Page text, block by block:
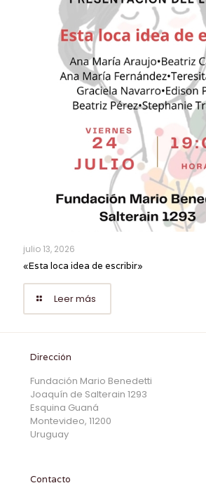
julio 13, 2026
«Esta loca idea de escribir»
Leer más
Dirección
Fundación Mario Benedetti
Joaquín de Salterain 1293
Esquina Guaná
Montevideo, 11200
Uruguay
Contacto